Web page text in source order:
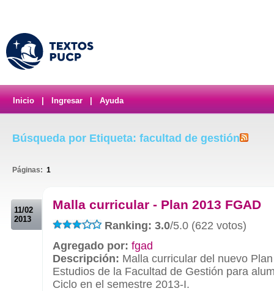
Inicio Ingresar Ayuda
Búsqueda por Etiqueta: facultad de gestión
Páginas: 1
11/02
2013
Malla curricular - Plan 2013 FGAD
Ranking: 3.0/5.0 (622 votos)
Agregado por: fgad
Descripción: Malla curricular del nuevo
Estudios de la Facultad de Gestión para
Ciclo en el semestre 2013-I.